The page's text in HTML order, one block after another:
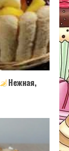
Нежная,